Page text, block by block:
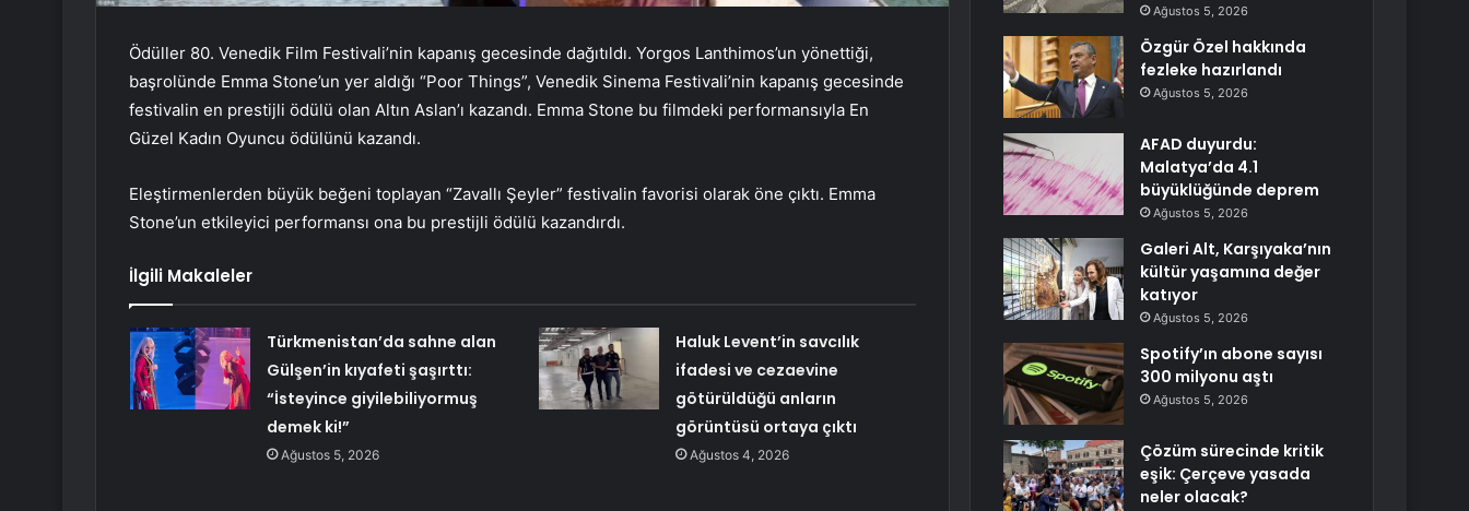
Ödüller 80. Venedik Film Festivali’nin kapanış gecesinde dağıtıldı. Yorgos Lanthimos’un yönettiği,
başrolünde Emma Stone’un yer aldığı “Poor Things”, Venedik Sinema Festivali’nin kapanış gecesinde
festivalin en prestijli ödülü olan Altın Aslan’ı kazandı. Emma Stone bu filmdeki performansıyla En
Güzel Kadın Oyuncu ödülünü kazandı.
Eleştirmenlerden büyük beğeni toplayan “Zavallı Şeyler” festivalin favorisi olarak öne çıktı. Emma
Stone’un etkileyici performansı ona bu prestijli ödülü kazandırdı.
İlgili Makaleler
Türkmenistan’da sahne alan
Gülşen’in kıyafeti şaşırttı:
“İsteyince giyilebiliyormuş
demek ki!”
Ağustos 5, 2026
Haluk Levent’in savcılık
ifadesi ve cezaevine
götürüldüğü anların
görüntüsü ortaya çıktı
Ağustos 4, 2026
Ağustos 5, 2026
Özgür Özel hakkında
fezleke hazırlandı
Ağustos 5, 2026
AFAD duyurdu:
Malatya’da 4.1
büyüklüğünde deprem
Ağustos 5, 2026
Galeri Alt, Karşıyaka’nın
kültür yaşamına değer
katıyor
Ağustos 5, 2026
Spotify’ın abone sayısı
300 milyonu aştı
Ağustos 5, 2026
Çözüm sürecinde kritik
eşik: Çerçeve yasada
neler olacak?